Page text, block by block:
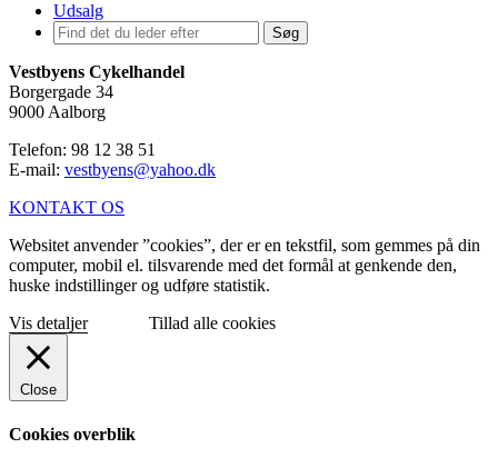
Udsalg
Søg
Vestbyens Cykelhandel
Borgergade 34
9000 Aalborg
Telefon: 98 12 38 51
E-mail: vestbyens@yahoo.dk
KONTAKT OS
Websitet anvender ”cookies”, der er en tekstfil, som gemmes på din
computer, mobil el. tilsvarende med det formål at genkende den,
huske indstillinger og udføre statistik.
Vis detaljer
Tillad alle cookies
Close
Cookies overblik